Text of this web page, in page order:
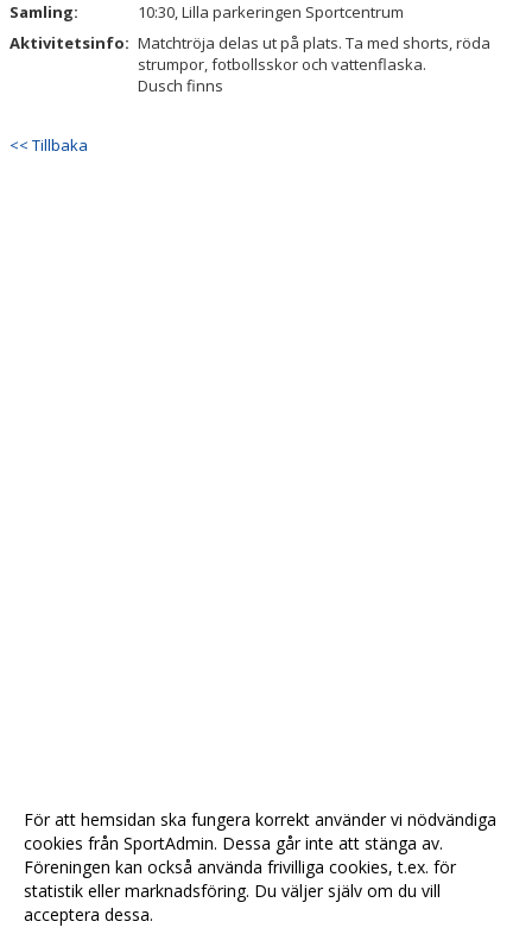
WEBBSHOPEN
VISSELBLÅSARFUNKTION
Samling:
10:30, Lilla parkeringen Sportcentrum
Aktivitetsinfo: Matchtröja delas ut på plats. Ta med shorts, röda
strumpor, fotbollsskor och vattenflaska.
Dusch finns
<< Tillbaka
För att hemsidan ska fungera korrekt använder vi nödvändiga
cookies från SportAdmin. Dessa går inte att stänga av.
Föreningen kan också använda frivilliga cookies, t.ex. för
statistik eller marknadsföring. Du väljer själv om du vill
acceptera dessa.